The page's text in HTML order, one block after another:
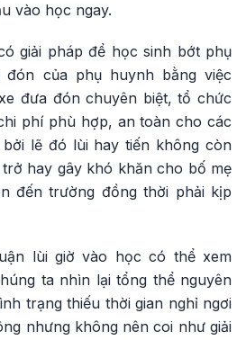
vào học ngay.
giải pháp để học sinh bớt phụ
của phụ huynh bằng việc
đưa đón chuyên biệt, tổ chức
phí phù hợp, an toàn cho các
lẽ đó lùi hay tiến không còn
hay gây khó khăn cho bố mẹ
đến trường đồng thời phải kịp
lùi giờ vào học có thể xem
ta nhìn lại tổng thể nguyên
trạng thiếu thời gian nghỉ ngơi
nhưng không nên coi như giải